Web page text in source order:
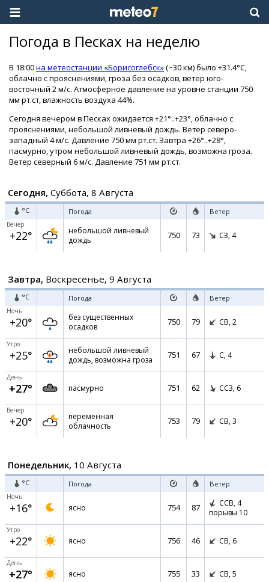
Погода в Песках на неделю
В 18:00на метеостанции «Борисоглебск»(~30 км) было +31.4°C,
облачно с прояснениями, гроза без осадков, ветер юго-
восточный 2 м/с. Атмосферное давление на уровне станции 750
мм рт.ст, влажность воздуха 44%.
Сегодня вечером в Песках ожидается +21°..+23°, облачно с
прояснениями, небольшой ливневый дождь. Ветер северо-
западный 4 м/с. Давление 750 мм рт.ст. Завтра +26°..+28°,
пасмурно, утром небольшой ливневый дождь, возможна гроза.
Ветер северный 6 м/с. Давление 751 мм рт.ст.
Сегодня, Суббота, 8 Августа
°C Погода Ветер
Вечер
+22°
небольшой ливневый
дождь
750 73 СЗ, 4
Завтра, Воскресенье, 9 Августа
°C Погода Ветер
Ночь
+20°
без существенных
осадков
750 79 СВ, 2
Утро
+25°
небольшой ливневый
дождь, возможна гроза
751 67 С, 4
День
+27° пасмурно 751 62 ССЗ, 6
Вечер
+20°
переменная
облачность
753 79 СВ, 3
Понедельник, 10 Августа
°C Погода Ветер
Ночь
+16° ясно 754 87 ССВ, 4
порывы 10
Утро
+22° ясно 756 46 СВ, 6
День
+27° ясно 755 33 СВ, 5